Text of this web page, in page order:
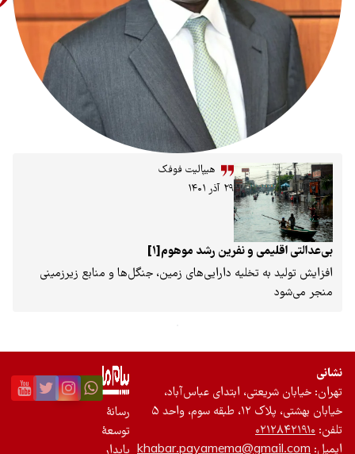
آفریقا |
ترجمه
رضا
امیدی |
هیپالیت فوفک
۲۹ آذر ۱۴۰۱
و نفرین رشد موهوم[1]
تخلیه دارایی‌های زمین، جنگل‌ها و منابع زیرزمینی
ابتدای عباس‌آباد،
۵
رسانۀ